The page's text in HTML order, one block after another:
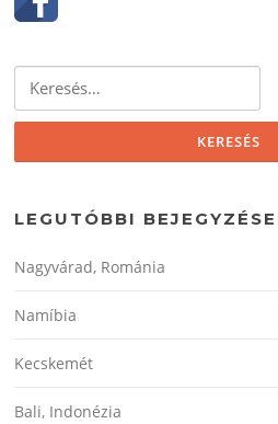
Keresés:
LEGUTÓBBI
Nagyvárad, Románia
Namíbia
Kecskemét
Bali, Indonézia